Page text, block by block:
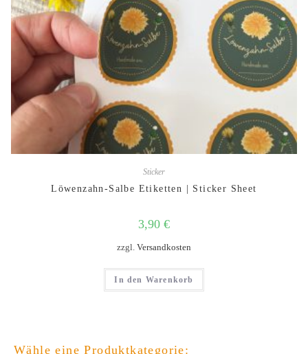
Sticker
Löwenzahn-Salbe Etiketten | Sticker Sheet
3,90 €
zzgl. Versandkosten
In den Warenkorb
Wähle eine Produktkategorie: